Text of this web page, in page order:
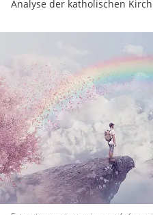
Analyse der katholischen